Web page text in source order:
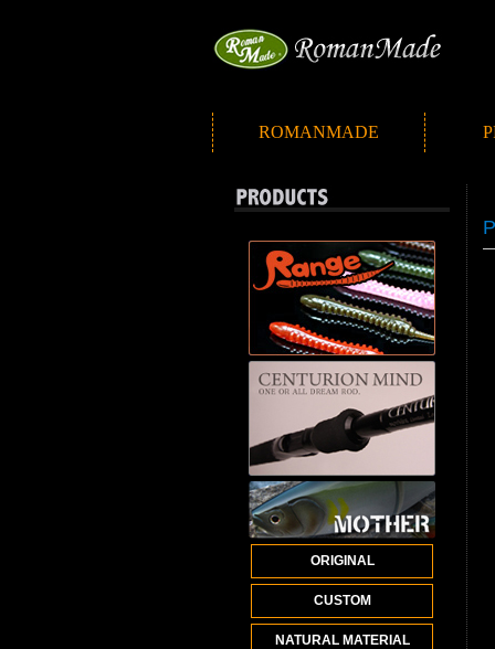
ROMANMADE
ORIGINAL
CUSTOM
NATURAL MATERIAL